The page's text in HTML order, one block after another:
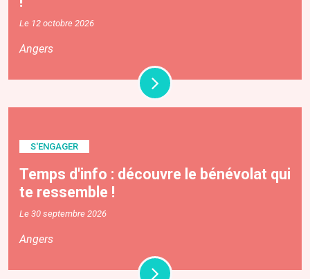
Le 12 octobre 2026
Angers
S'ENGAGER
Temps d'info : découvre le bénévolat qui
te ressemble !
Le 30 septembre 2026
Angers